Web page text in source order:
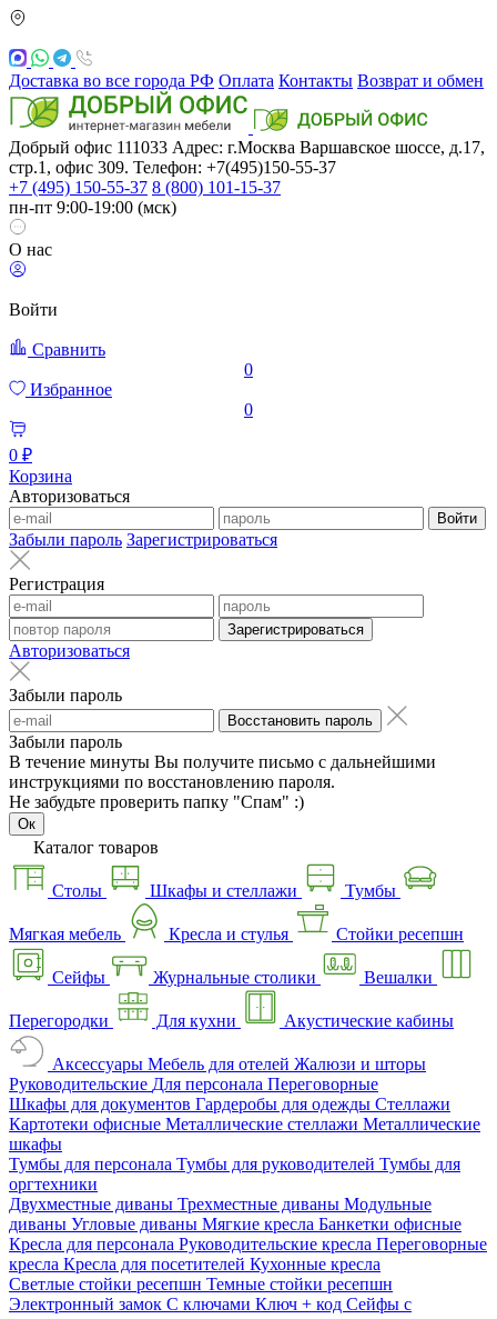
Доставка во все города РФ Оплата Контакты Возврат и обмен
Добрый офис 111033 Адрес: г.Москва Варшавское шоссе, д.17,
стр.1, офис 309. Телефон: +7(495)150-55-37
+7 (495) 150-55-37 8 (800) 101-15-37
пн-пт 9:00-19:00 (мск)
О нас
Войти
Сравнить
0
Избранное
0
0 ₽
Корзина
Авторизоваться
Войти
Забыли пароль Зарегистрироваться
Регистрация
Зарегистрироваться
Авторизоваться
Забыли пароль
Восстановить пароль
Забыли пароль
В течение минуты Вы получите письмо с дальнейшими
инструкциями по восстановлению пароля.
Не забудьте проверить папку "Спам" :)
Ок
Каталог товаров
Столы Шкафы и стеллажи Тумбы
Мягкая мебель Кресла и стулья Стойки ресепшн
Сейфы Журнальные столики Вешалки
Перегородки Для кухни Акустические кабины
Аксессуары Мебель для отелей Жалюзи и шторы
Руководительские Для персонала Переговорные
Шкафы для документов Гардеробы для одежды Стеллажи
Картотеки офисные Металлические стеллажи Металлические
шкафы
Тумбы для персонала Тумбы для руководителей Тумбы для
оргтехники
Двухместные диваны Трехместные диваны Модульные
диваны Угловые диваны Мягкие кресла Банкетки офисные
Кресла для персонала Руководительские кресла Переговорные
кресла Кресла для посетителей Кухонные кресла
Светлые стойки ресепшн Темные стойки ресепшн
Электронный замок С ключами Ключ + код Сейфы с